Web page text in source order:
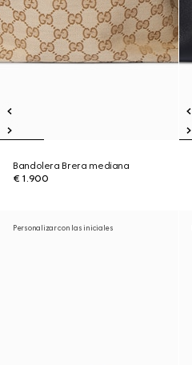
Bandolera Brera mediana
€ 1.900
Personalizar con las iniciales